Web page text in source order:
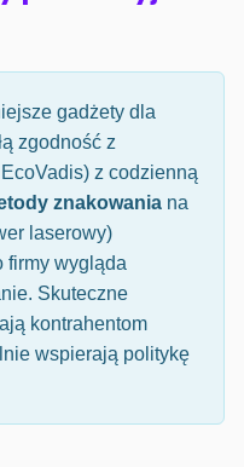
gadżety dla
zgodność z
z codzienną
znakowania na
laserowy)
firmy wygląda
Skuteczne
kontrahentom
wspierają politykę